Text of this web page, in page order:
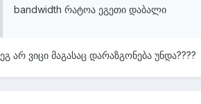
bandwidth რატოა ეგეთი დაბალი
ეგ არ ვიცი მაგასაც დარაზგონება უნდა????